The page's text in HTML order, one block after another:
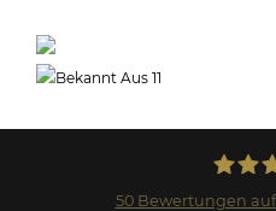
50Bewertungen